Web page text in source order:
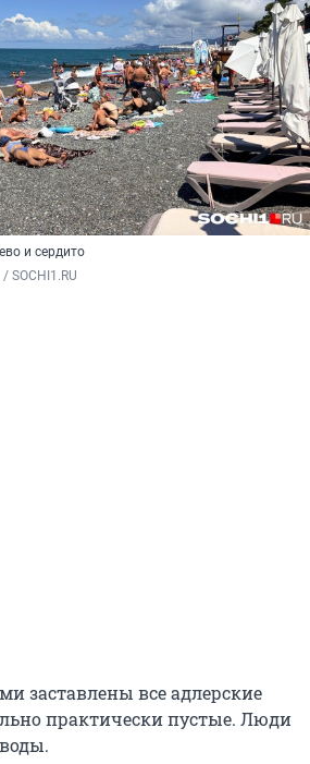
и сердито
SOCHI1.RU
заставлены все адлерские
практически пустые. Люди